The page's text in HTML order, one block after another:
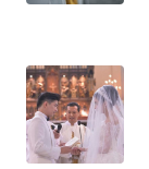
WN
KALTENG